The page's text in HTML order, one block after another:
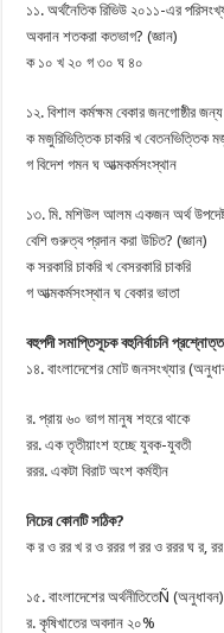
১১. অর্থনৈতিক রিভিউ ২০১১-এর
অবদান শতকরা কতভাগ? (জ্ঞান)
ক ১০ খ ২০ গ ৩০ ঘ ৪০
১২. বিশাল কর্মক্ষম বেকার জনগোষ্ঠীর
ক মজুরিভিত্তিক চাকরি খ বেতনভিত্তিক
গ বিদেশ গমন ঘ আত্মকর্মসংস্থান
১৩. মি. মশিউল আলম একজন অর্থ
বেশি গুরুত্ব প্রদান করা উচিত? (জ্ঞান)
ক সরকারি চাকরি খ বেসরকারি চাকরি
গ আত্মকর্মসংস্থান ঘ বেকার ভাতা
বহুপদী সমাপ্তিসূচক বহুনির্বাচনি
১৪. বাংলাদেশের মোট জনসংখ্যার
র. প্রায় ৬০ ভাগ মানুষ শহরে থাকে
রর. এক তৃতীয়াংশ হচ্ছে যুবক-যুবতী
ররর. একটা বিরাট অংশ কর্মহীন
নিচের কোনটি সঠিক?
ক র ও রর খ র ও ররর গ রর ও ররর ঘ র,
১৫. বাংলাদেশের অর্থনীতিতেÑ (অনুধাবন)
র. কৃষিখাতের অবদান ২০%